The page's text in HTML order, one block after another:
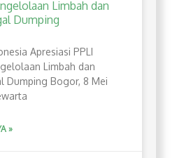
Limbah dan
Dumping
Apresiasi PPLI
Limbah dan
Dumping Bogor, 8 Mei
»